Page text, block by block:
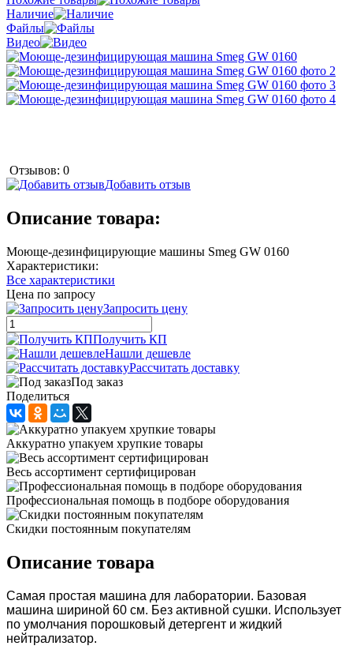
Наличие
Файлы
Видео
Отзывов: 0
Добавить отзыв
Описание товара:
Моюще-дезинфицирующие машины Smeg GW 0160
Характеристики:
Все характеристики
Цена по запросу
Запросить цену
Получить КП
Нашли дешевле
Рассчитать доставку
Под заказ
Поделиться
Аккуратно упакуем хрупкие товары
Весь ассортимент сертифицирован
Профессиональная помощь в подборе оборудования
Скидки постоянным покупателям
Описание товара
Самая простая машина для лаборатории. Базовая
машина шириной 60 см. Без активной сушки. Использует
по умолчания порошковый детергент и жидкий
нейтрализатор.